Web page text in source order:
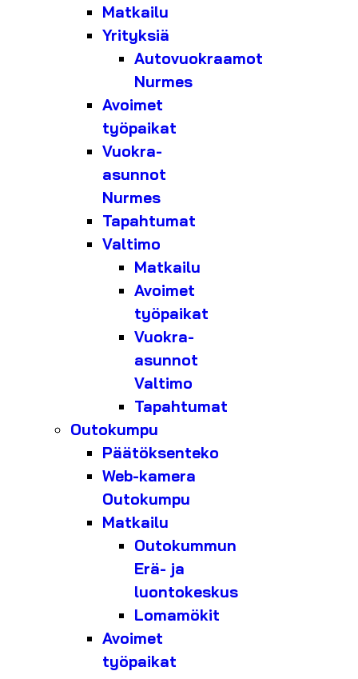
Matkailu
Yrityksiä
Autovuokraamot
Nurmes
Avoimet
työpaikat
Vuokra-
asunnot
Nurmes
Tapahtumat
Valtimo
Matkailu
Avoimet
työpaikat
Vuokra-
asunnot
Valtimo
Tapahtumat
Outokumpu
Päätöksenteko
Web-kamera
Outokumpu
Matkailu
Outokummun
Erä- ja
luontokeskus
Lomamökit
Avoimet
työpaikat